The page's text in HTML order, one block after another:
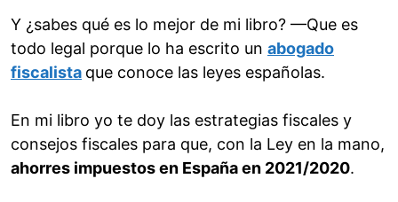
Y ¿sabes qué es lo mejor de mi libro? —Que es
todo legal porque lo ha escrito un abogado
fiscalista que conoce las leyes españolas.
En mi libro yo te doy las estrategias fiscales y
consejos fiscales para que, con la Ley en la mano,
ahorres impuestos en España en 2021/2020.